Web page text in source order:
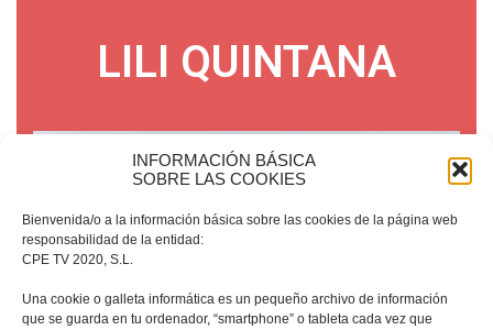
INFORMACIÓN BÁSICA
SOBRE LAS COOKIES
Bienvenida/o a la información básica sobre las cookies de la página web
responsabilidad de la entidad:
CPE TV 2020, S.L.
Una cookie o galleta informática es un pequeño archivo de información
que se guarda en tu ordenador, “smartphone” o tableta cada vez que
LILI QUINTANA